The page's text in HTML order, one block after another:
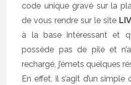
code unique gravé sur la
de vous rendre sur le site
à la base intéressant et
possède pas de pile et
rechargé, j’émets quelques
En effet, il s’agit d’un